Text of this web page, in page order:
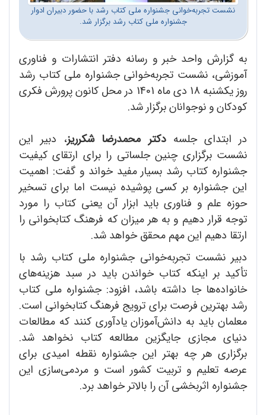
نشست تجربه‌خوانی جشنواره ملی کتاب رشد با حضور دبیران ادوار
جشنواره ملی کتاب رشد برگزار شد.
به گزارش واحد خبر و رسانه دفتر انتشارات و فناوری
آموزشی، نشست تجربه‌خوانی جشنواره ملی کتاب رشد
روز یکشنبه 18 دی ماه 1401 در محل کانون پرورش فکری
کودکان و نوجوانان برگزار شد.
در ابتدای جلسهدکتر محمدرضا شکرریز، دبیر این
نشست برگزاری چنین جلساتی ‌را برای ارتقای کیفیت
جشنواره کتاب رشد بسیار مفید خواند و گفت: اهمیت
این جشنواره بر کسی پوشیده نیست اما برای تسخیر
حوزه علم و فناوری باید ابزار آن یعنی کتاب را مورد
توجه قرار دهیم و به هر میزان که فرهنگ کتابخوانی را
ارتقا دهیم این مهم محقق خواهد شد.
دبیر نشست تجربه‌خوانی جشنواره ملی کتاب رشد با
تأکید بر اینکه کتاب خواندن باید در سبد هزینه‌های
خانواده‌ها جا داشته باشد، افزود: جشنواره ملی کتاب
رشد بهترین فرصت برای ترویج فرهنگ کتابخوانی است.
معلمان باید به دانش‌آموزان یادآوری کنند که مطالعات
دنیای مجازی جایگزین مطالعه کتاب نخواهد شد.
برگزاری هر چه بهتر این جشنواره‌ نقطه امیدی برای
عرصه تعلیم و تربیت کشور است و مردمی‌سازی این
جشنواره‌ اثربخشی آن را بالاتر خواهد برد.